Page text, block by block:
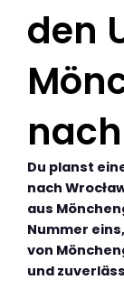
den
Du planst
nach
aus
Nummer
von
und